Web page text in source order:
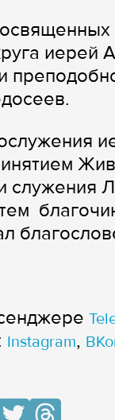
иерей
служения
Instagram,